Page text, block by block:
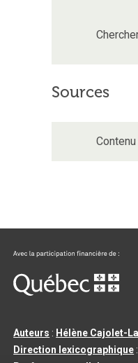
Sources
Auteurs : Hélène Cajolet-
Direction lexicographique